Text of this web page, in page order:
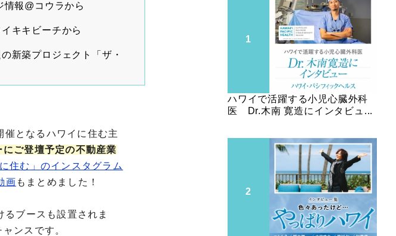
報@コウラから
イキキビーチから
新築プロジェクト「ザ・
となるハワイに住む主
に ご登壇予定の不動産業
に住む」のインスタグラム
画 も まとめました！
ブースも設置されま
ンスです。
ハワイで活躍する小児心臓外科
医 Dr.木南 寛造にインタビュ...